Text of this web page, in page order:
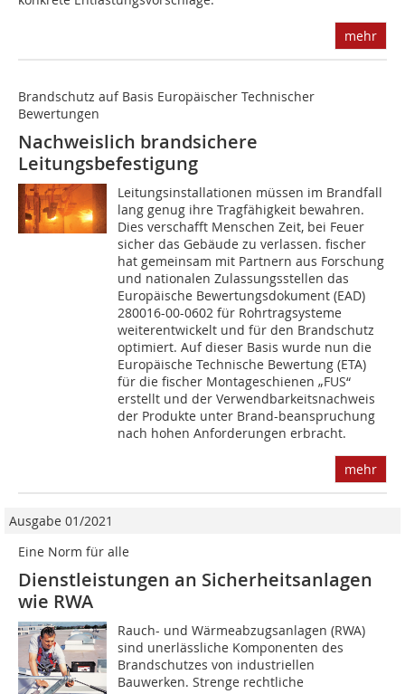
mehr
Brandschutz auf Basis Europäischer Technischer
Bewertungen
Nachweislich brandsichere
Leitungsbefestigung
Leitungsinstallationen müssen im Brandfall
lang genug ihre Tragfähigkeit bewahren.
Dies verschafft Menschen Zeit, bei Feuer
sicher das Gebäude zu verlassen. fischer
hat gemeinsam mit Partnern aus Forschung
und nationalen Zulassungsstellen das
Europäische Bewertungsdokument (EAD)
280016-00-0602 für Rohrtragsysteme
weiterentwickelt und für den Brandschutz
optimiert. Auf dieser Basis wurde nun die
Europäische Technische Bewertung (ETA)
für die fischer Montageschienen „FUS“
erstellt und der Verwendbarkeitsnachweis
der Produkte unter Brand-beanspruchung
nach hohen Anforderungen erbracht.
mehr
Ausgabe 01/2021
Eine Norm für alle
Dienstleistungen an Sicherheitsanlagen
wie RWA
Rauch- und Wärmeabzugsanlagen (RWA)
sind unerlässliche Komponenten des
Brandschutzes von industriellen
Bauwerken. Strenge rechtliche